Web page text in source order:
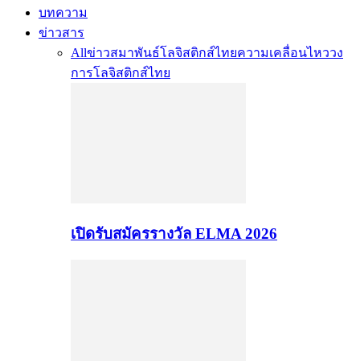
บทความ
ข่าวสาร
Allข่าวสมาพันธ์โลจิสติกส์ไทยความเคลื่อนไหววง
การโลจิสติกส์ไทย
เปิดรับสมัครรางวัล ELMA 2026